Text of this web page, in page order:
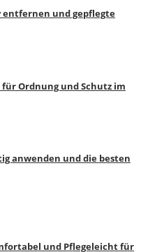
und gepflegte
Ordnung und Schutz im
anwenden und die besten
und Pflegeleicht für